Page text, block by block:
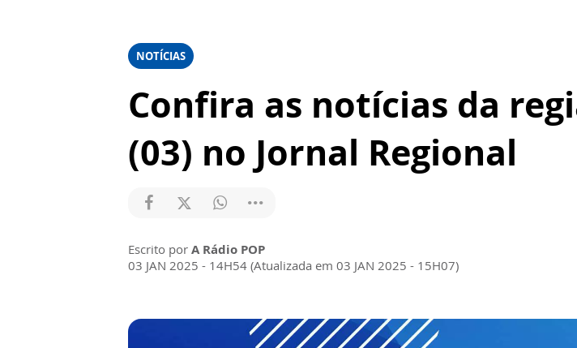
NOTÍCIAS
Confira as notícias da
(03) no Jornal Regional
Escrito por A Rádio POP
03 JAN 2025 - 14H54 (Atualizada em 03 JAN 2025 - 15H07)